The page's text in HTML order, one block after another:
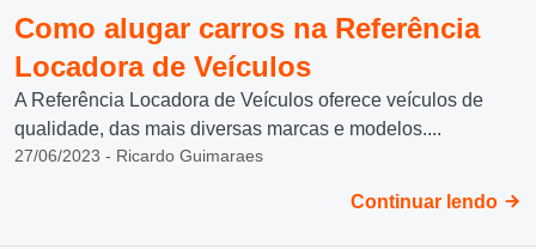
Como alugar carros na Referência
Locadora de Veículos
A Referência Locadora de Veículos oferece veículos de
qualidade, das mais diversas marcas e modelos....
27/06/2023 - Ricardo Guimaraes
Continuar lendo